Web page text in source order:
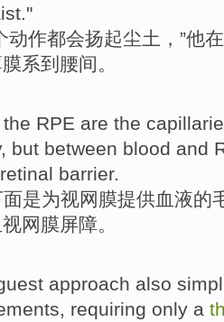
."
动作都会扬起尘土 ，”他在
系到 腰间。
RPE are the
, but between blood and
barrier.
是为视网膜提供血液的
视网膜屏障。
approach also
, requiring only a